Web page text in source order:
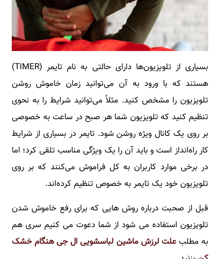
بسیاری از تلویزیون‌ها دارای حالتی به نام تایمر (TIMER)
هستند که با ورود به آن می‌توانید زمان خاموش روشن
تلویزیون را مشخص کنید. مثلاً می‌توانید شرایط را به نحوی
تنظیم کنید که تلویزیون شما هر صبح در ساعت به خصوصی
بر روی یک کانال ویژه روشن شود. تایمر در بسیاری از شرایط
کار راه‌انداز است و باید آن را یک ویژگی مناسب تلقی کرد؛ اما
در برخی موارد کاربران به کل فراموش می‌کنند که بر روی
تلویزیون خود یک تایمر به خصوص تنظیم کرده‌اند.
قبل از صحبت درباره روش هایی که برای رفع خاموش شدن
تلویزیون استفاده می شود از شما دعوت می کنیم سری هم
به مطلبعلت لرزش ماشین لباسشویی ال جی هنگام خشک